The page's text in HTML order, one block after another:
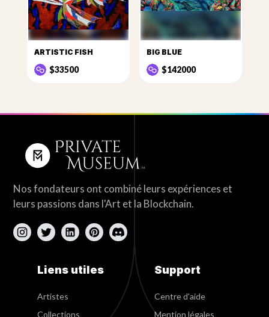
ARTISTIC FISH
$33500
BIG BLUE
$142000
Nos fondateurs ont combiné leurs expériences et
leurs passions dans l'Art et la Blockchain.
Liens utiles
Artistes
Collections
Support
Centre d'aide
Mention légales